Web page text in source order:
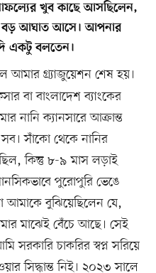
খুব কাছে আসছিলেন,
বড় আঘাত আসে। আপনার
একটু বলতেন।
আমার গ্র্যাজুয়েশন শেষ হয়।
বা বাংলাদেশ ব্যাংকের
নানি ক্যানসারে আক্রান্ত
সাঁকো থেকে নানির
কিন্তু ৮-৯ মাস লড়াই
পুরোপুরি ভেঙে
আমাকে বুঝিয়েছিলেন যে,
মাঝেই বেঁচে আছে। সেই
সরকারি চাকরির স্বপ্ন সরিয়ে
সিদ্ধান্ত নিই। ২০২৩ সালে